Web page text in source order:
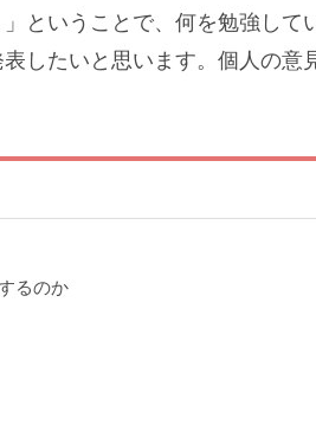
ということで、何を勉強して
したいと思います。個人の意
るのか